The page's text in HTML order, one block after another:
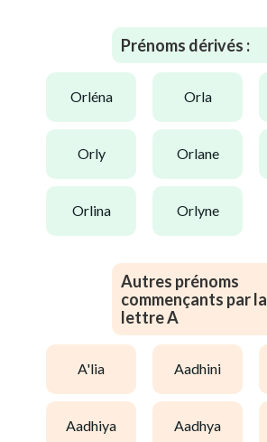
Prénoms dérivés :
orléna orla
orly orlane
orlina orlyne
Autres prénoms
commençants par la
lettre A
a'lia aadhini
aadhiya aadhya